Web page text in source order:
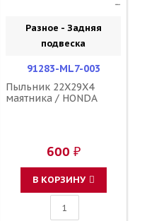
Разное - Задняя
подвеска
91283-ML7-003
Пыльник 22X29X4
маятника / HONDA
600 ₽
В КОРЗИНУ